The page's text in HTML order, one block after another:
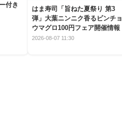
付き
はま寿司「旨ねた夏祭り 第3
弾」大葉ニンニク香るビンチョ
ウマグロ100円フェア開催情報
2026-08-07 11:30